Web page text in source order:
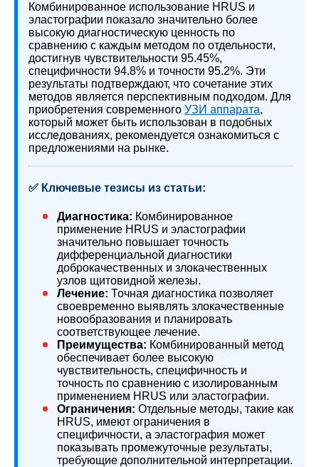
Комбинированное использование HRUS и
эластографии показало значительно более
высокую диагностическую ценность по
сравнению с каждым методом по отдельности,
достигнув чувствительности 95.45%,
специфичности 94.8% и точности 95.2%. Эти
результаты подтверждают, что сочетание этих
методов является перспективным подходом. Для
приобретения современного УЗИ аппарата,
который может быть использован в подобных
исследованиях, рекомендуется ознакомиться с
предложениями на рынке.
✅ Ключевые тезисы из статьи:
Диагностика: Комбинированное
применение HRUS и эластографии
значительно повышает точность
дифференциальной диагностики
доброкачественных и злокачественных
узлов щитовидной железы.
Лечение: Точная диагностика позволяет
своевременно выявлять злокачественные
новообразования и планировать
соответствующее лечение.
Преимущества: Комбинированный метод
обеспечивает более высокую
чувствительность, специфичность и
точность по сравнению с изолированным
применением HRUS или эластографии.
Ограничения: Отдельные методы, такие как
HRUS, имеют ограничения в
специфичности, а эластография может
показывать промежуточные результаты,
требующие дополнительной интерпретации.